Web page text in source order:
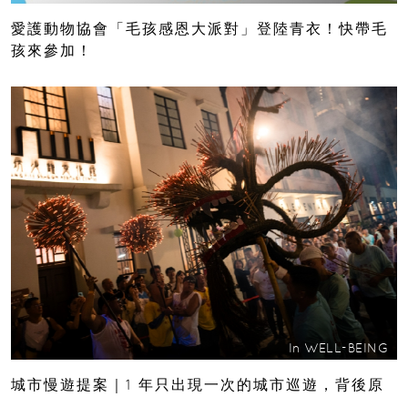
愛護動物協會「毛孩感恩大派對」登陸青衣！快帶毛
孩來參加！
In WELL-BEING
城市慢遊提案｜1 年只出現一次的城市巡遊，背後原